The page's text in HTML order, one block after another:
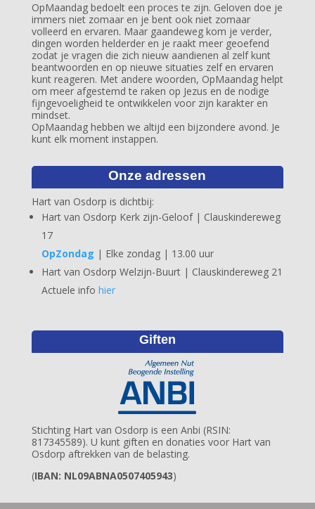
OpMaandag bedoelt een proces te zijn. Geloven doe je
immers niet zomaar en je bent ook niet zomaar
volleerd en ervaren. Maar gaandeweg kom je verder,
dingen worden helderder en je raakt meer geoefend
zodat je vragen die zich nieuw aandienen al zelf kunt
beantwoorden en op nieuwe situaties zelf en ervaren
kunt reageren. Met andere woorden, OpMaandag helpt
om meer afgestemd te raken op Jezus en de nodige
fijngevoeligheid te ontwikkelen voor zijn karakter en
mindset.
OpMaandag hebben we altijd een bijzondere avond. Je
kunt elk moment instappen.
Onze adressen
Hart van Osdorp is dichtbij:
Hart van Osdorp Kerk zijn-Geloof | Clauskindereweg
17
OpZondag | Elke zondag | 13.00 uur
Hart van Osdorp Welzijn-Buurt | Clauskindereweg 21
Actuele info hier
Giften
Stichting Hart van Osdorp is een Anbi (RSIN:
817345589). U kunt giften en donaties voor Hart van
Osdorp aftrekken van de belasting.
(IBAN: NL09ABNA0507405943)